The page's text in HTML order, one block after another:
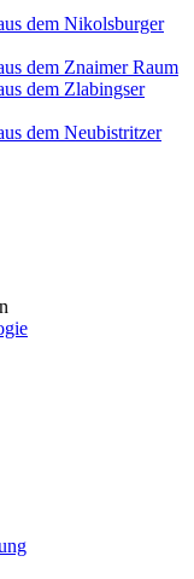
dem Nikolsburger
dem Znaimer Raum
dem Zlabingser
dem Neubistritzer